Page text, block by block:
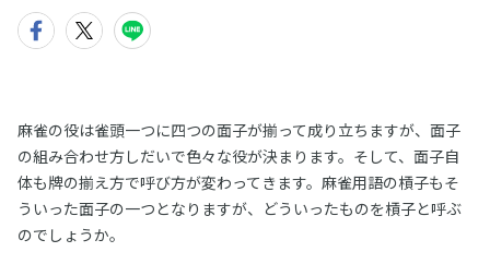
麻雀の役は雀頭一つに四つの面子が揃って成り立ちますが、面子
の組み合わせ方しだいで色々な役が決まります。そして、面子自
体も牌の揃え方で呼び方が変わってきます。麻雀用語の槓子もそ
ういった面子の一つとなりますが、どういったものを槓子と呼ぶ
のでしょうか。